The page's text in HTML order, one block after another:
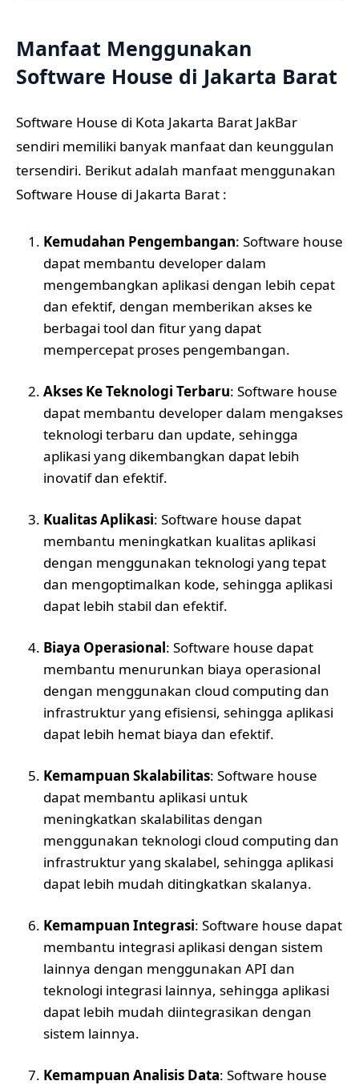
Manfaat Menggunakan
Software House di Jakarta Barat
Software House di Kota Jakarta Barat JakBar
sendiri memiliki banyak manfaat dan keunggulan
tersendiri. Berikut adalah manfaat menggunakan
Software House di Jakarta Barat :
Kemudahan Pengembangan: Software house
dapat membantu developer dalam
mengembangkan aplikasi dengan lebih cepat
dan efektif, dengan memberikan akses ke
berbagai tool dan fitur yang dapat
mempercepat proses pengembangan.
Akses Ke Teknologi Terbaru: Software house
dapat membantu developer dalam mengakses
teknologi terbaru dan update, sehingga
aplikasi yang dikembangkan dapat lebih
inovatif dan efektif.
Kualitas Aplikasi: Software house dapat
membantu meningkatkan kualitas aplikasi
dengan menggunakan teknologi yang tepat
dan mengoptimalkan kode, sehingga aplikasi
dapat lebih stabil dan efektif.
Biaya Operasional: Software house dapat
membantu menurunkan biaya operasional
dengan menggunakan cloud computing dan
infrastruktur yang efisiensi, sehingga aplikasi
dapat lebih hemat biaya dan efektif.
Kemampuan Skalabilitas: Software house
dapat membantu aplikasi untuk
meningkatkan skalabilitas dengan
menggunakan teknologi cloud computing dan
infrastruktur yang skalabel, sehingga aplikasi
dapat lebih mudah ditingkatkan skalanya.
Kemampuan Integrasi: Software house dapat
membantu integrasi aplikasi dengan sistem
lainnya dengan menggunakan API dan
teknologi integrasi lainnya, sehingga aplikasi
dapat lebih mudah diintegrasikan dengan
sistem lainnya.
Kemampuan Analisis Data: Software house